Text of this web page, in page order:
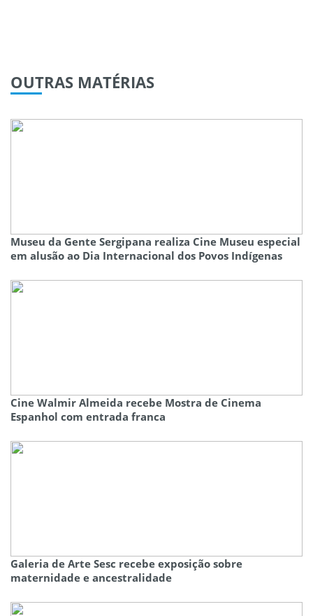
OUTRAS MATÉRIAS
Museu da Gente Sergipana realiza Cine Museu especial
em alusão ao Dia Internacional dos Povos Indígenas
Cine Walmir Almeida recebe Mostra de Cinema
Espanhol com entrada franca
Galeria de Arte Sesc recebe exposição sobre
maternidade e ancestralidade